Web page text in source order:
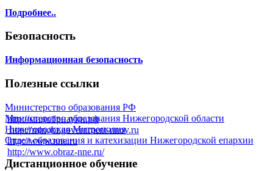
Подробнее..
Безопасность
Информационная безопасность
Полезные ссылки
Министерство образования РФ
http://минобрнауки.рф
Министерство образования Нижегородской области
http://minobr.government-nnov.ru
Нижегородская Митрополия
http://www.nne.ru
Отдел образования и катехизации Нижегородской епархии
http://www.obraz-nne.ru/
Дистанционное обучение